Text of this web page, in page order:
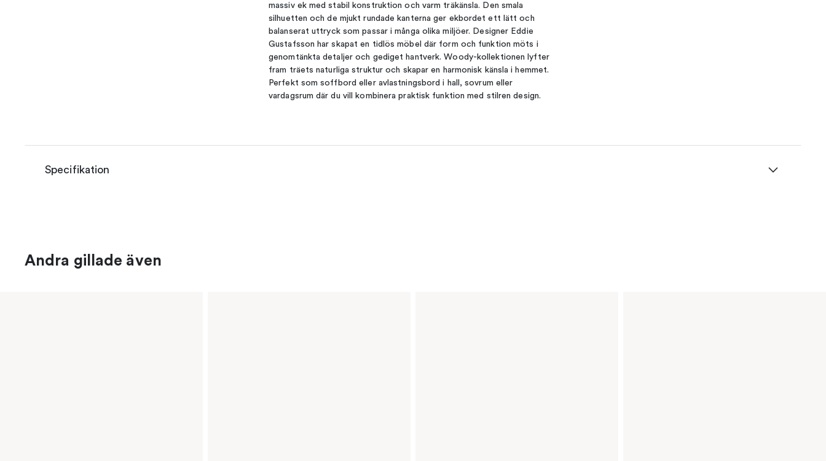
massiv ek med stabil konstruktion och varm träkänsla. Den smala
silhuetten och de mjukt rundade kanterna ger ekbordet ett lätt och
balanserat uttryck som passar i många olika miljöer. Designer Eddie
Gustafsson har skapat en tidlös möbel där form och funktion möts i
genomtänkta detaljer och gediget hantverk. Woody-kollektionen lyfter
fram träets naturliga struktur och skapar en harmonisk känsla i hemmet.
Perfekt som soffbord eller avlastningsbord i hall, sovrum eller
vardagsrum där du vill kombinera praktisk funktion med stilren design.
Specifikation
Andra gillade även